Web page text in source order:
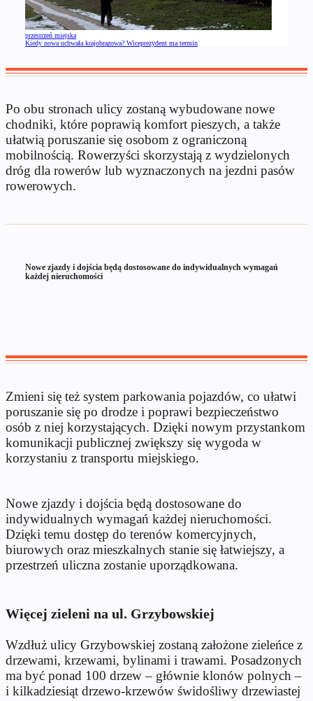
przestrzeń miejska
Kiedy nowa uchwała krajobrazowa? Wiceprezydent ma termin
Po obu stronach ulicy zostaną wybudowane nowe
chodniki, które poprawią komfort pieszych, a także
ułatwią poruszanie się osobom z ograniczoną
mobilnością. Rowerzyści skorzystają z wydzielonych
dróg dla rowerów lub wyznaczonych na jezdni pasów
rowerowych.
Nowe zjazdy i dojścia będą dostosowane do indywidualnych wymagań
każdej nieruchomości
Zmieni się też system parkowania pojazdów, co ułatwi
poruszanie się po drodze i poprawi bezpieczeństwo
osób z niej korzystających. Dzięki nowym przystankom
komunikacji publicznej zwiększy się wygoda w
korzystaniu z transportu miejskiego.
Nowe zjazdy i dojścia będą dostosowane do
indywidualnych wymagań każdej nieruchomości.
Dzięki temu dostęp do terenów komercyjnych,
biurowych oraz mieszkalnych stanie się łatwiejszy, a
przestrzeń uliczna zostanie uporządkowana.
Więcej zieleni na ul. Grzybowskiej
Wzdłuż ulicy Grzybowskiej zostaną założone zieleńce z
drzewami, krzewami, bylinami i trawami. Posadzonych
ma być ponad 100 drzew – głównie klonów polnych –
i kilkadziesiąt drzewo-krzewów świdośliwy drzewiastej